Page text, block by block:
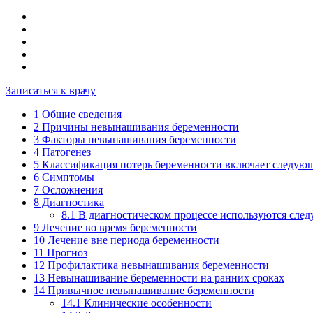
Записаться к врачу
1 Общие сведения
2 Причины невынашивания беременности
3 Факторы невынашивания беременности
4 Патогенез
5 Классификация потерь беременности включает
6 Симптомы
7 Осложнения
8 Диагностика
8.1 В диагностическом процессе используются
9 Лечение во время беременности
10 Лечение вне периода беременности
11 Прогноз
12 Профилактика невынашивания беременности
13 Невынашивание беременности на ранних сроках
14 Привычное невынашивание беременности
14.1 Клинические особенности